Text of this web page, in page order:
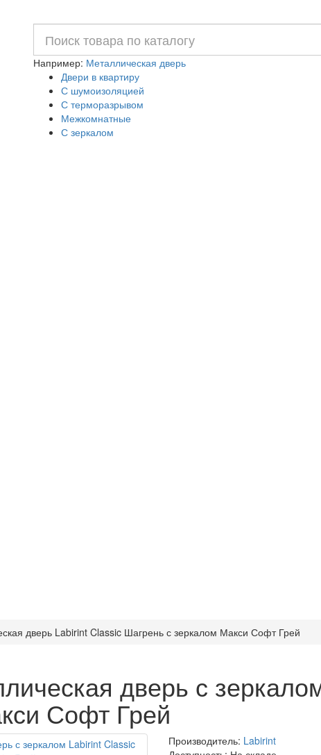
Например: Металлическая дверь
Двери в квартиру
С шумоизоляцией
С терморазрывом
Межкомнатные
С зеркалом
дверь Labirint Classic Шагрень с зеркалом Макси Софт Грей
дверь с
Софт Грей
Производитель: Labirint